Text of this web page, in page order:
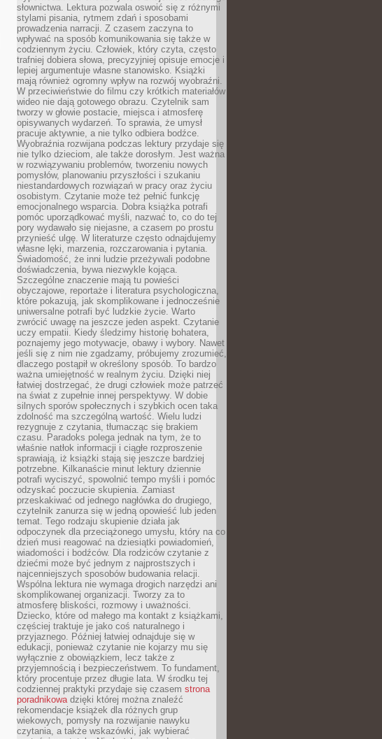
słownictwa. Lektura pozwala oswoić się z różnymi
stylami pisania, rytmem zdań i sposobami
prowadzenia narracji. Z czasem zaczyna to
wpływać na sposób komunikowania się także w
codziennym życiu. Człowiek, który czyta, często
trafniej dobiera słowa, precyzyjniej opisuje emocje i
lepiej argumentuje własne stanowisko. Książki
mają również ogromny wpływ na rozwój wyobraźni.
W przeciwieństwie do filmu czy krótkich materiałów
wideo nie dają gotowego obrazu. Czytelnik sam
tworzy w głowie postacie, miejsca i atmosferę
opisywanych wydarzeń. To sprawia, że umysł
pracuje aktywnie, a nie tylko odbiera bodźce.
Wyobraźnia rozwijana podczas lektury przydaje się
nie tylko dzieciom, ale także dorosłym. Jest ważna
w rozwiązywaniu problemów, tworzeniu nowych
pomysłów, planowaniu przyszłości i szukaniu
niestandardowych rozwiązań w pracy oraz życiu
osobistym. Czytanie może też pełnić funkcję
emocjonalnego wsparcia. Dobra książka potrafi
pomóc uporządkować myśli, nazwać to, co do tej
pory wydawało się niejasne, a czasem po prostu
przynieść ulgę. W literaturze często odnajdujemy
własne lęki, marzenia, rozczarowania i pytania.
Świadomość, że inni ludzie przeżywali podobne
doświadczenia, bywa niezwykle kojąca.
Szczególne znaczenie mają tu powieści
obyczajowe, reportaże i literatura psychologiczna,
które pokazują, jak skomplikowane i jednocześnie
uniwersalne potrafi być ludzkie życie. Warto
zwrócić uwagę na jeszcze jeden aspekt. Czytanie
uczy empatii. Kiedy śledzimy historię bohatera,
poznajemy jego motywacje, obawy i wybory. Nawet
jeśli się z nim nie zgadzamy, próbujemy zrozumieć,
dlaczego postąpił w określony sposób. To bardzo
ważna umiejętność w realnym życiu. Dzięki niej
łatwiej dostrzegać, że drugi człowiek może patrzeć
na świat z zupełnie innej perspektywy. W dobie
silnych sporów społecznych i szybkich ocen taka
zdolność ma szczególną wartość. Wielu ludzi
rezygnuje z czytania, tłumacząc się brakiem
czasu. Paradoks polega jednak na tym, że to
właśnie natłok informacji i ciągłe rozproszenie
sprawiają, iż książki stają się jeszcze bardziej
potrzebne. Kilkanaście minut lektury dziennie
potrafi wyciszyć, spowolnić tempo myśli i pomóc
odzyskać poczucie skupienia. Zamiast
przeskakiwać od jednego nagłówka do drugiego,
czytelnik zanurza się w jedną opowieść lub jeden
temat. Tego rodzaju skupienie działa jak
odpoczynek dla przeciążonego umysłu, który na co
dzień musi reagować na dziesiątki powiadomień,
wiadomości i bodźców. Dla rodziców czytanie z
dziećmi może być jednym z najprostszych i
najcenniejszych sposobów budowania relacji.
Wspólna lektura nie wymaga drogich narzędzi ani
skomplikowanej organizacji. Tworzy za to
atmosferę bliskości, rozmowy i uważności.
Dziecko, które od małego ma kontakt z książkami,
częściej traktuje je jako coś naturalnego i
przyjaznego. Później łatwiej odnajduje się w
edukacji, ponieważ czytanie nie kojarzy mu się
wyłącznie z obowiązkiem, lecz także z
przyjemnością i bezpieczeństwem. To fundament,
który procentuje przez długie lata. W środku tej
codziennej praktyki przydaje się czasem strona
poradnikowadzięki której można znaleźć
rekomendacje książek dla różnych grup
wiekowych, pomysły na rozwijanie nawyku
czytania, a także wskazówki, jak wybierać